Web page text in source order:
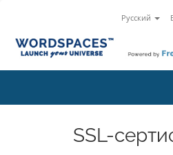
Русский
SSL-